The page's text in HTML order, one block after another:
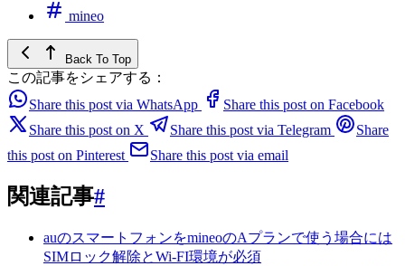
mineo
Back To Top
この記事をシェアする：
Share this post via WhatsApp
Share this post on Facebook
Share this post on X
Share this post via Telegram
Share
this post on Pinterest
Share this post via email
関連記事#
auのスマートフォンをmineoのAプランで使う場合には
SIMロック解除とWi-FI環境が必須